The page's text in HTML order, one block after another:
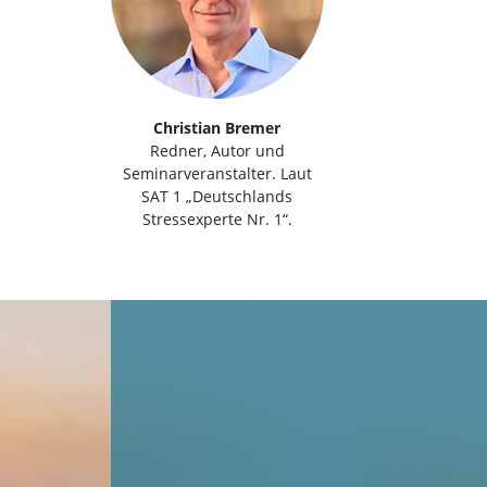
Christian Bremer
Redner, Autor und
Seminarveranstalter. Laut
SAT 1 „Deutschlands
Stressexperte Nr. 1“.